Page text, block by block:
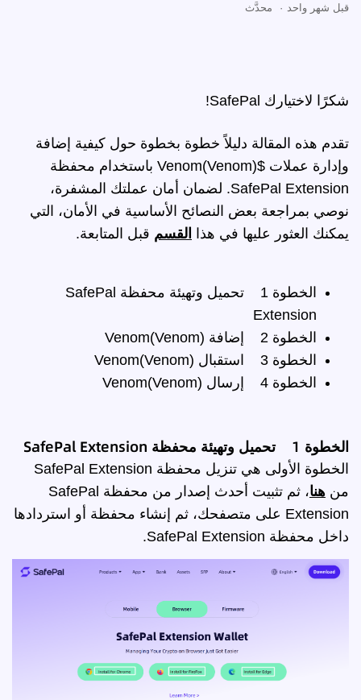
قبل شهر واحد محدَّث
شكرًا لاختيارك SafePal!
تقدم هذه المقالة دليلاً خطوة بخطوة حول كيفية إضافة
وإدارة عملات $Venom(Venom) باستخدام محفظة
SafePal Extension. لضمان أمان عملتك المشفرة،
نوصي بمراجعة بعض النصائح الأساسية في الأمان، التي
يمكنك العثور عليها في هذا القسم قبل المتابعة.
الخطوة 1
تحميل وتهيئة محفظة SafePal
Extension
الخطوة 2
إضافة Venom(Venom)
الخطوة 3
استقبال Venom(Venom)
الخطوة 4
إرسال Venom(Venom)
الخطوة 1 تحميل وتهيئة محفظة SafePal Extension
الخطوة الأولى هي تنزيل محفظة SafePal Extension
من هنا
، ثم تثبيت أحدث إصدار من محفظة SafePal
Extension على متصفحك، ثم إنشاء محفظة أو استردادها
داخل محفظة SafePal Extension.